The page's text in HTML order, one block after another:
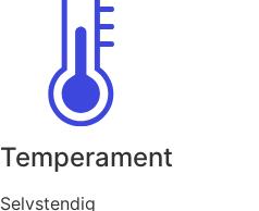
Temperament
Selvstendig